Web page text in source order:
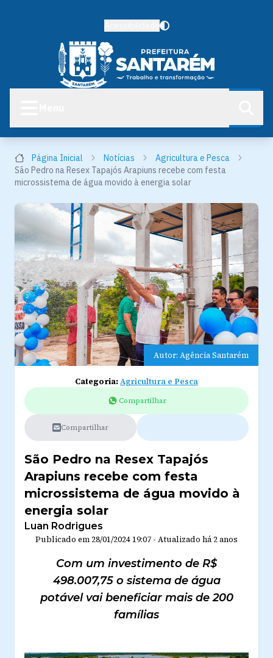
Página Inicial Notícias
Agricultura e Pesca
São Pedro na Resex Tapajós Arapiuns recebe com festa
microssistema de água movido à energia solar
Autor: Agência Santarém
Categoria:Agricultura e Pesca
Compartilhar
Compartilhar
São Pedro na Resex Tapajós
Arapiuns recebe com festa
microssistema de água movido à
energia solar
Luan Rodrigues
Publicado em 28/01/2024 19:07 - Atualizado há 2 anos
Com um investimento de R$
498.007,75 o sistema de água
potável vai beneficiar mais de 200
famílias